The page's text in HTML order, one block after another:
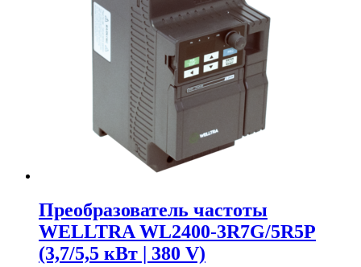
Преобразователь частоты
WELLTRA WL2400-3R7G/5R5P
(3,7/5,5 кВт | 380 V)